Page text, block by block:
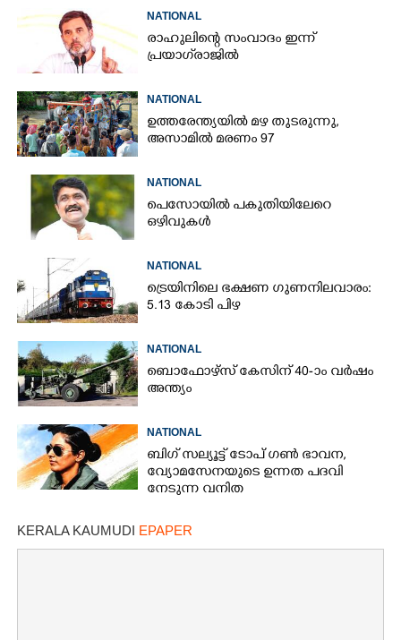
NATIONAL
രാഹുലിന്റെ സംവാദം ഇന്ന്
പ്രയാഗ്‌രാജിൽ
NATIONAL
ഉത്തരേന്ത്യയിൽ മഴ തുടരുന്നു,​
അസാമിൽ മരണം 97
NATIONAL
പെസോയിൽ പകുതിയിലേറെ
ഒഴിവുകൾ
NATIONAL
ട്രെയിനിലെ ഭക്ഷണ ഗുണനിലവാരം:
5.13 കോടി പിഴ
NATIONAL
ബൊഫോഴ്സ് കേസിന് 40-ാം വ‌ർഷം
അന്ത്യം
NATIONAL
ബിഗ് സല്യൂട്ട് ടോപ് ഗൺ ഭാവന,​
വ്യോമസേനയുടെ ഉന്നത പദവി
നേടുന്ന വനിത
KERALA KAUMUDI EPAPER